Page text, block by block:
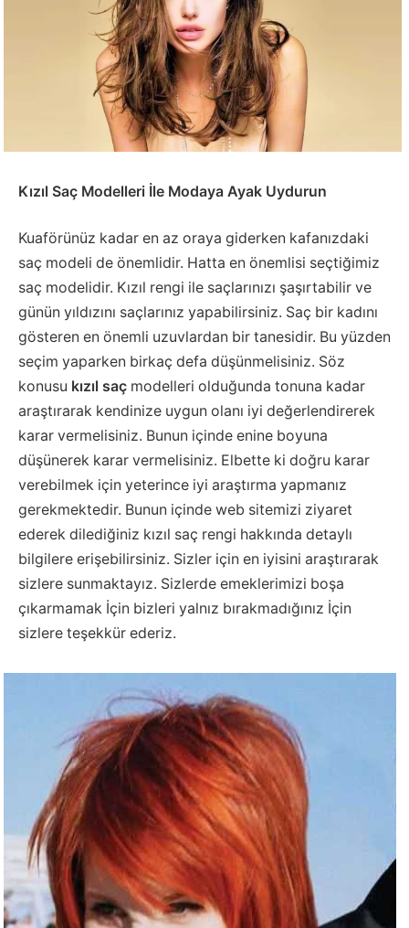
Kızıl Saç Modelleri İle Modaya Ayak Uydurun
Kuaförünüz kadar en az oraya giderken kafanızdaki
saç modeli de önemlidir. Hatta en önemlisi seçtiğimiz
saç modelidir. Kızıl rengi ile saçlarınızı şaşırtabilir ve
günün yıldızını saçlarınız yapabilirsiniz. Saç bir kadını
gösteren en önemli uzuvlardan bir tanesidir. Bu yüzden
seçim yaparken birkaç defa düşünmelisiniz. Söz
konusu kızıl saç modelleri olduğunda tonuna kadar
araştırarak kendinize uygun olanı iyi değerlendirerek
karar vermelisiniz. Bunun içinde enine boyuna
düşünerek karar vermelisiniz. Elbette ki doğru karar
verebilmek için yeterince iyi araştırma yapmanız
gerekmektedir. Bunun içinde web sitemizi ziyaret
ederek dilediğiniz kızıl saç rengi hakkında detaylı
bilgilere erişebilirsiniz. Sizler için en iyisini araştırarak
sizlere sunmaktayız. Sizlerde emeklerimizi boşa
çıkarmamak İçin bizleri yalnız bırakmadığınız İçin
sizlere teşekkür ederiz.